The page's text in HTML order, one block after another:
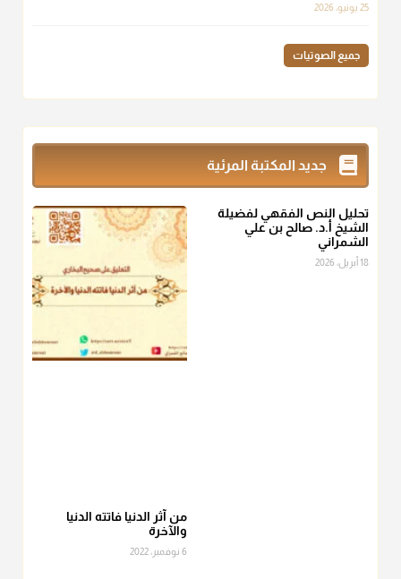
كلها سود" ابن تيمية.
أ.د. صالح الشمراني
المعتدلين غير مقبوضتين ولا مبسوطتين أربع مرات من الرز أو البر
أو التمر أو اللحم
منذ 3 شهر
، فإلم يعلم إلا بعد ذلك لم تجزه لقولهﷺ:
الصاع..فمن شق عليه إخراج الطعام هذه الأيام وأراد إخراج القيمة
25 يونيو، 2026
جميع الصوتيات
جديد المكتبة المرئية
تحليل النص الفقهي لفضيلة
الشيخ أ.د. صالح بن علي
الشمراني
18 أبريل، 2026
من آثر الدنيا فاتته الدنيا
والآخرة
6 نوفمبر، 2022